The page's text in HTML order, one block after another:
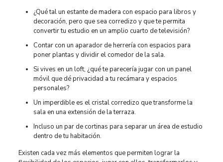
¿Qué tal un estante de madera con espacio para libros y
decoración, pero que sea corredizo y que te permita
convertir tu estudio en un amplio cuarto de televisión?
Contar con un aparador de herrería con espacios para
poner plantas y dividir el comedor de la sala.
Si vives en un loft, ¿qué te parecería jugar con un panel
móvil que dé privacidad a tu recámara y espacios
personales?
Un imperdible es el cristal corredizo que transforme la
sala en una extensión de la terraza.
Incluso un par de cortinas para separar un área de estudio
dentro de tu habitación.
Existen cada vez más elementos que permiten lograr la